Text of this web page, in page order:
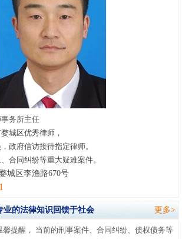
务所主任
城区优秀律师，
政府信访接待指定律师。
合同纠纷等重大疑难案件。
城区李渔路670号
更多>
业的法律知识回馈于社会
提醒， 当前的刑事案件、合同纠纷、债权债务等